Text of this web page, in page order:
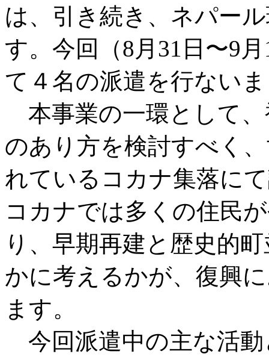
は、引き続き、ネパー
す。今回（8月31日〜9
て４名の派遣を行ない
本事業の一環として
のあり方を検討すべく
れているコカナ集落に
コカナでは多くの住民
り、早期再建と歴史的
かに考えるかが、復興
ます。
今回派遣中の主な活